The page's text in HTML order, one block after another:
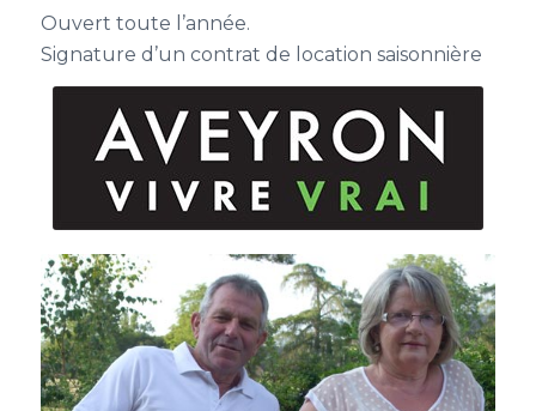
Ouvert toute l’année.
Signa­ture d’un contrat de loca­tion saisonnière